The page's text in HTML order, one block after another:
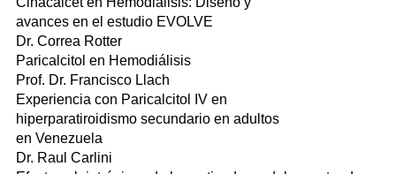
avances en el estudio EVOLVE
Dr. Correa Rotter
Paricalcitol en Hemodiálisis
Prof. Dr. Francisco Llach
Experiencia con Paricalcitol IV en
hiperparatiroidismo secundario en adultos
en Venezuela
Dr. Raul Carlini